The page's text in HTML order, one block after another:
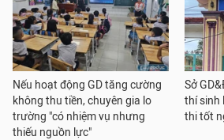
Nếu hoạt động GD tăng cường
không thu tiền, chuyên gia lo
trường "có nhiệm vụ nhưng
thiếu nguồn lực"
Sở
thí sinh
thi tốt